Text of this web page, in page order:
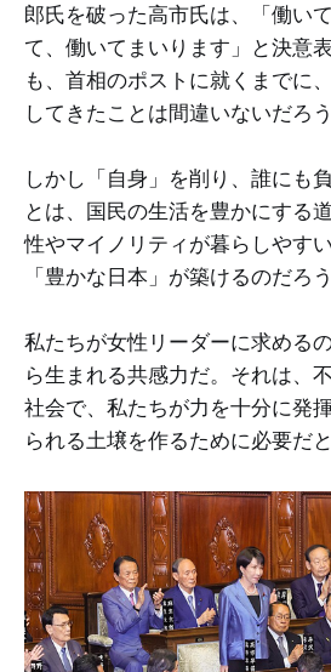
郎氏を破った高市氏は、「働い
て、働いてまいります」と決意
も、首相のポストに就くまでに
してきたことは間違いないだろう
しかし「自身」を削り、誰にも
とは、国民の生活を豊かにする
性やマイノリティが暮らしやす
「豊かな日本」が築けるのだろう
私たちが女性リーダーに求める
ら生まれる共感力だ。それは、
社会で、私たちが力を十分に発
られる土壌を作るために必要だと